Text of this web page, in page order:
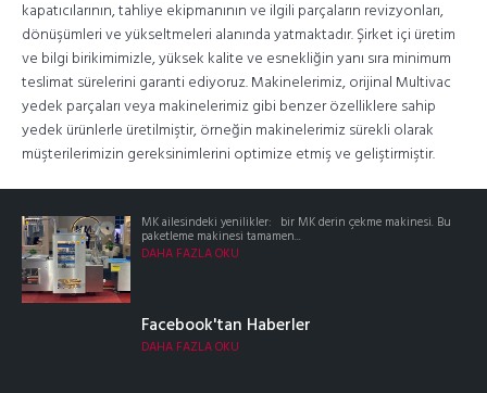
kapatıcılarının, tahliye ekipmanının ve ilgili parçaların revizyonları,
dönüşümleri ve yükseltmeleri alanında yatmaktadır. Şirket içi üretim
ve bilgi birikimimizle, yüksek kalite ve esnekliğin yanı sıra minimum
teslimat sürelerini garanti ediyoruz. Makinelerimiz, orijinal Multivac
yedek parçaları veya makinelerimiz gibi benzer özelliklere sahip
yedek ürünlerle üretilmiştir, örneğin makinelerimiz sürekli olarak
müşterilerimizin gereksinimlerini optimize etmiş ve geliştirmiştir.
MK ailesindeki yenilikler: bir MK derin çekme makinesi. Bu
paketleme makinesi tamamen...
DAHA FAZLA OKU
Facebook'tan Haberler
DAHA FAZLA OKU